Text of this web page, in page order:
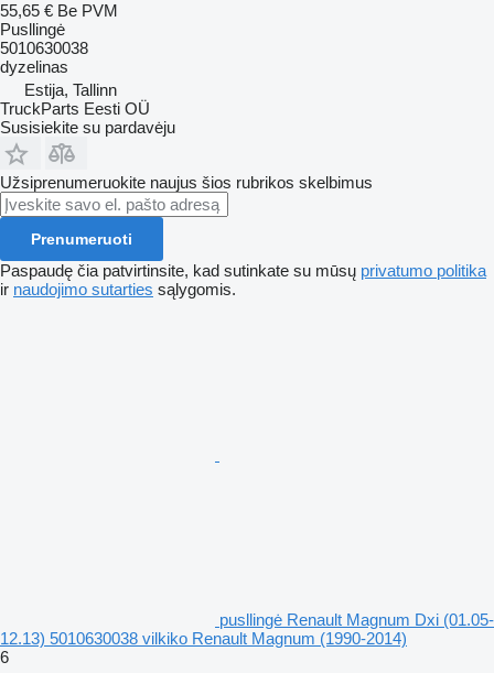
55,65 € Be PVM
Pusllingė
5010630038
dyzelinas
Estija, Tallinn
TruckParts Eesti OÜ
Susisiekite su pardavėju
Užsiprenumeruokite naujus šios rubrikos skelbimus
Prenumeruoti
Paspaudę čia patvirtinsite, kad sutinkate su mūsų privatumo politika
ir naudojimo sutarties sąlygomis.
pusllingė Renault Magnum Dxi (01.05-
12.13) 5010630038 vilkiko Renault Magnum (1990-2014)
6